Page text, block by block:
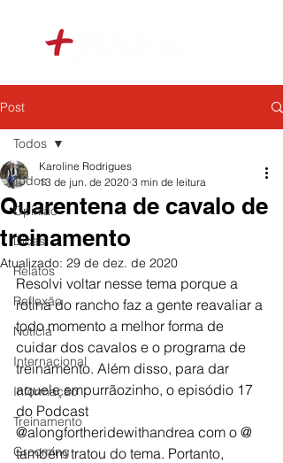
Post
Todos
Opinião
Dicas
Relatos
Reflexão
Notícia
Internacional
Informação
Treinamento
Grooming
Todos
Quarentena de cavalo de
treinamento
Karoline Rodrigues
13 de jun. de 2020 3 min de leitura
Atualizado: 29 de dez. de 2020
Resolvi voltar nesse tema porque a
rotina do rancho faz a gente reavaliar a
todo momento a melhor forma de
cuidar dos cavalos e o programa de
treinamento. Além disso, para dar
aquele empurrãozinho, o episódio 17
do Podcast
@alongfortheridewithandrea com o @
também tratou do tema. Portanto,